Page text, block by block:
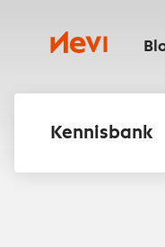
inhoudNevi
Kennisbank